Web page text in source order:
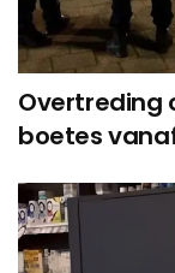
Overtreding
boetes